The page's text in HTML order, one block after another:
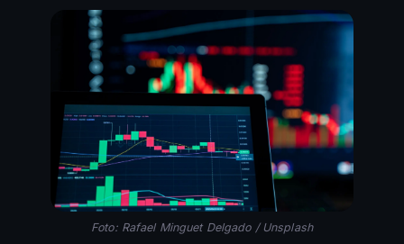
Foto: Rafael Minguet Delgado / Unsplash